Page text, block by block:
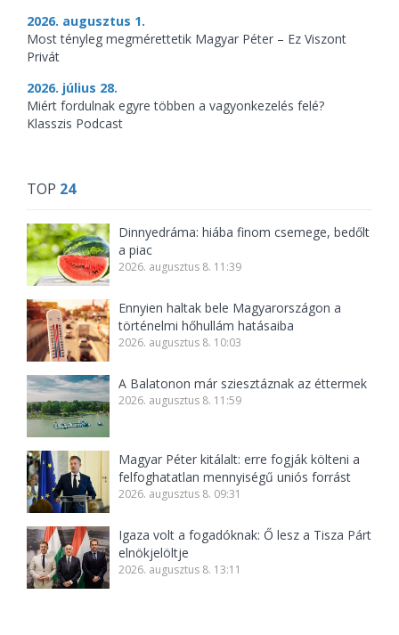
2026. augusztus 1.
Most tényleg megmérettetik Magyar Péter – Ez Viszont
Privát
2026. július 28.
Miért fordulnak egyre többen a vagyonkezelés felé?
Klasszis Podcast
TOP 24
Dinnyedráma: hiába finom csemege, bedőlt
a piac
2026. augusztus 8. 11:39
Ennyien haltak bele Magyarországon a
történelmi hőhullám hatásaiba
2026. augusztus 8. 10:03
A Balatonon már sziesztáznak az éttermek
2026. augusztus 8. 11:59
Magyar Péter kitálalt: erre fogják költeni a
felfoghatatlan mennyiségű uniós forrást
2026. augusztus 8. 09:31
Igaza volt a fogadóknak: Ő lesz a Tisza Párt
elnökjelöltje
2026. augusztus 8. 13:11